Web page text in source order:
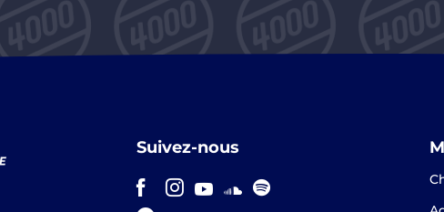
Suivez-nous